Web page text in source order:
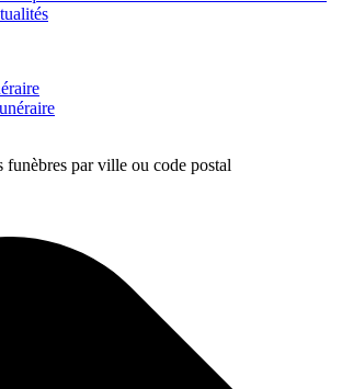
funèbres par ville ou code postal